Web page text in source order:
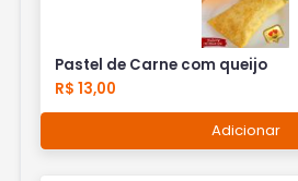
Pastel de Carne com queijo
R$ 13,00
Adicionar